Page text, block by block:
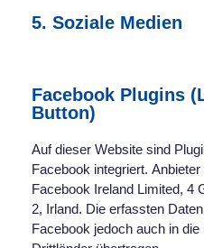
5. Soziale Medien
Facebook Plugins
Button)
Auf dieser Website sind
Facebook integriert.
Facebook Ireland Limited, 4
2, Irland. Die erfassten
Facebook jedoch auch in